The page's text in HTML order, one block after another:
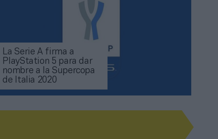
La Serie A firma a
PlayStation 5 para dar
nombre a la Supercopa
de Italia 2020